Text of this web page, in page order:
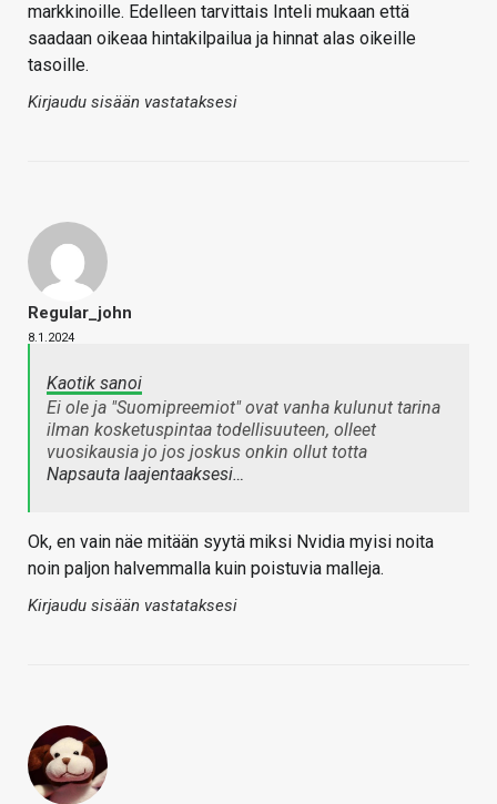
markkinoille. Edelleen tarvittais Inteli mukaan että
saadaan oikeaa hintakilpailua ja hinnat alas oikeille
tasoille.
Kirjaudu sisään vastataksesi
Regular_john
8.1.2024
Kaotik sanoi
Ei ole ja "Suomipreemiot" ovat vanha kulunut tarina
ilman kosketuspintaa todellisuuteen, olleet
vuosikausia jo jos joskus onkin ollut totta
Napsauta laajentaaksesi…
Ok, en vain näe mitään syytä miksi Nvidia myisi noita
noin paljon halvemmalla kuin poistuvia malleja.
Kirjaudu sisään vastataksesi